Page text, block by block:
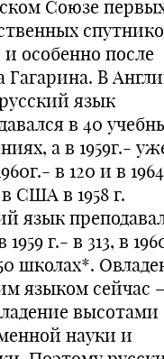
Союзе
особенно после
Гагарина. В
русский язык
в 40
а в 1959г.-
в 120 и в
США в 1958 г.
язык
1959 г.- в 313, в
школах*.
языком сейчас
высотами
науки и